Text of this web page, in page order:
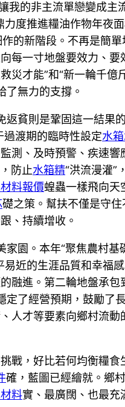
我的非主流單戀變成主
度推進糧油作物年夜
的新階段。不再是簡
每一寸地盤要效力、要
災才能”和“新一輪千億
了無力的支撐。
返貧則是鞏固這一結果
渡期的臨時性設定水
測、及時預警、疾速響
防止水箱精“洪流漫灌”
料報價蝗蟲一樣飛向天
礎之策。幫扶不僅是守
、持續增收。
家園。本年“聚焦農村
易近的生涯品質和幸福
融進。第二輪地盤承
定了經營預期，鼓勵了
人才等要素向鄉村流動
戰，好比若何均衡糧食
確，藍圖已經繪就。鄉
料實、最廣闊、也最充